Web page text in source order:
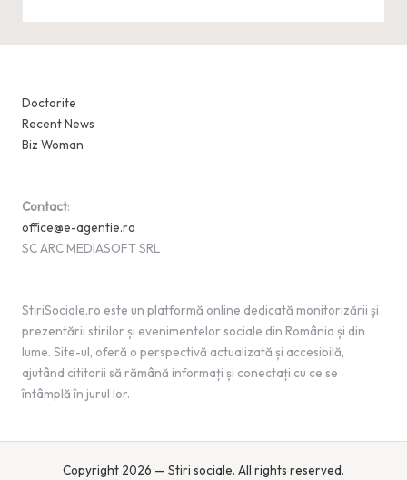
Doctorite
Recent News
Biz Woman
Contact:
office@e-agentie.ro
SC ARC MEDIASOFT SRL
StiriSociale.ro este un platformă online dedicată monitorizării și
prezentării stirilor și evenimentelor sociale din România și din
lume. Site-ul, oferă o perspectivă actualizată și accesibilă,
ajutând cititorii să rămână informați și conectați cu ce se
întâmplă în jurul lor.
Copyright 2026 — Stiri sociale. All rights reserved.